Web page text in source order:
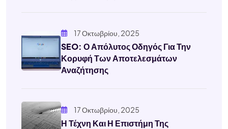
17 Οκτωβρίου, 2025
SEO: Ο Απόλυτος Οδηγός Για Την
Κορυφή Των Αποτελεσμάτων
Αναζήτησης
17 Οκτωβρίου, 2025
Η Τέχνη Και Η Επιστήμη Της